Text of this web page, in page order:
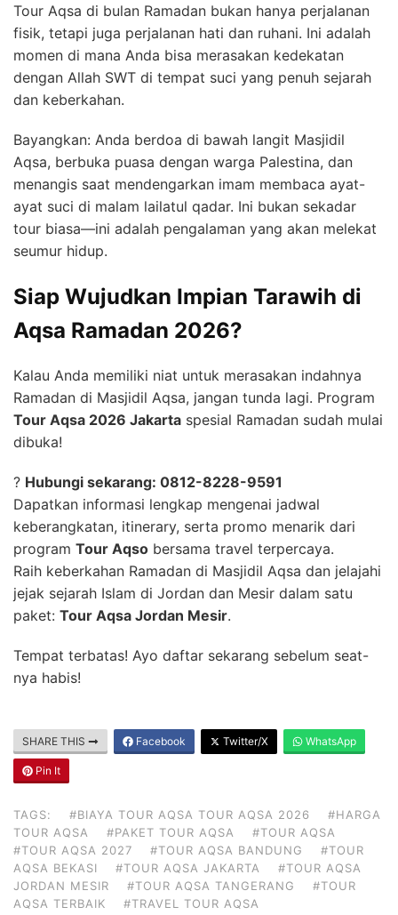
Tour Aqsa di bulan Ramadan bukan hanya perjalanan
fisik, tetapi juga perjalanan hati dan ruhani. Ini adalah
momen di mana Anda bisa merasakan kedekatan
dengan Allah SWT di tempat suci yang penuh sejarah
dan keberkahan.
Bayangkan: Anda berdoa di bawah langit Masjidil
Aqsa, berbuka puasa dengan warga Palestina, dan
menangis saat mendengarkan imam membaca ayat-
ayat suci di malam lailatul qadar. Ini bukan sekadar
tour biasa—ini adalah pengalaman yang akan melekat
seumur hidup.
Siap Wujudkan Impian Tarawih di
Aqsa Ramadan 2026?
Kalau Anda memiliki niat untuk merasakan indahnya
Ramadan di Masjidil Aqsa, jangan tunda lagi. Program
Tour Aqsa 2026 Jakarta spesial Ramadan sudah mulai
dibuka!
? Hubungi sekarang: 0812-8228-9591
Dapatkan informasi lengkap mengenai jadwal
keberangkatan, itinerary, serta promo menarik dari
program Tour Aqso bersama travel terpercaya.
Raih keberkahan Ramadan di Masjidil Aqsa dan jelajahi
jejak sejarah Islam di Jordan dan Mesir dalam satu
paket: Tour Aqsa Jordan Mesir.
Tempat terbatas! Ayo daftar sekarang sebelum seat-
nya habis!
SHARE THIS Facebook Twitter/X WhatsApp
Pin It
TAGS: #BIAYA TOUR AQSA TOUR AQSA 2026
#HARGA
TOUR AQSA
#PAKET TOUR AQSA
#TOUR AQSA
#TOUR AQSA 2027
#TOUR AQSA BANDUNG
#TOUR
AQSA BEKASI
#TOUR AQSA JAKARTA
#TOUR AQSA
JORDAN MESIR
#TOUR AQSA TANGERANG
#TOUR
AQSA TERBAIK
#TRAVEL TOUR AQSA